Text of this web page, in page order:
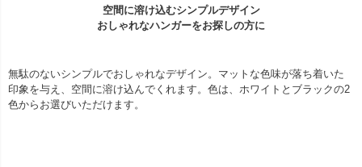
空間に溶け込むシンプルデザイン
おしゃれなハンガーをお探しの方に
無駄のないシンプルでおしゃれなデザイン。マットな色味が落ち着いた
印象を与え、空間に溶け込んでくれます。色は、ホワイトとブラックの2
色からお選びいただけます。